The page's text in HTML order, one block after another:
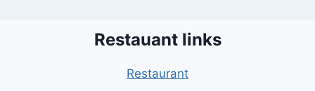
Restauant links
Restaurant